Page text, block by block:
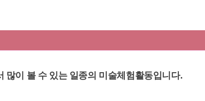
많이 볼 수 있는 일종의 미술체험활동입니다.